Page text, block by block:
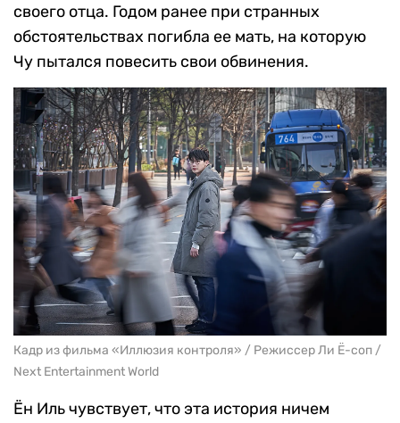
своего отца. Годом ранее при странных
обстоятельствах погибла ее мать, на которую
Чу пытался повесить свои обвинения.
Кадр из фильма «Иллюзия контроля» / Режиссер Ли Ё-соп /
Next Entertainment World
Ён Иль чувствует, что эта история ничем